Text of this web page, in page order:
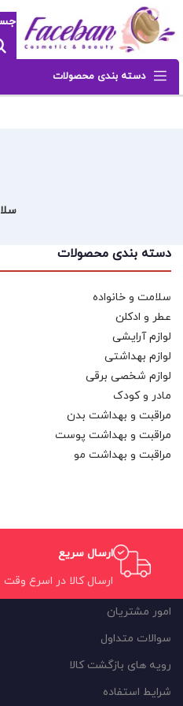
دسته بندی محصولات
دسته بندی محصولات
سلامت و خانواده
عطر و ادکلن
لوازم آرایشی
لوازم بهداشتی
لوازم شخصی برقی
مادر و کودک
مراقبت و بهداشت بدن
مراقبت و بهداشت پوست
مراقبت و بهداشت مو
ارسال سریع
ارسال کالا در اسرع وقت
امور مشتریان
سوالات متداول
رویه های بازگشت کالا
شرایط استفاده